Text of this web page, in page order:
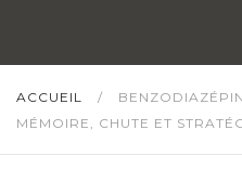
ACCUEIL /
MÉMOIRE, CHUTE ET